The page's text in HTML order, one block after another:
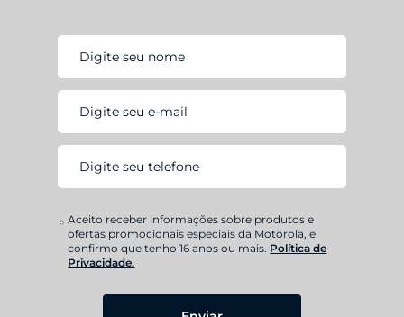
Aceito receber informações sobre produtos e
ofertas promocionais especiais da Motorola, e
confirmo que tenho 16 anos ou mais. Política de
Privacidade.